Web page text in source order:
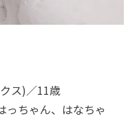
ス)／11歳
っちゃん、はなちゃ